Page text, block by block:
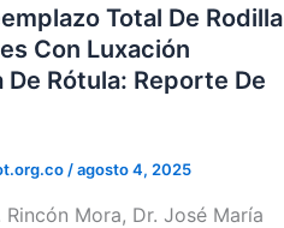
Total De Rodilla
Con Luxación
Rótula: Reporte De
/agosto 4, 2025
Rincón Mora, Dr. José María